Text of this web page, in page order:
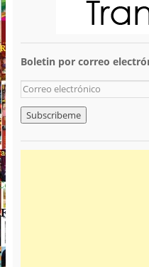
Boletin por correo